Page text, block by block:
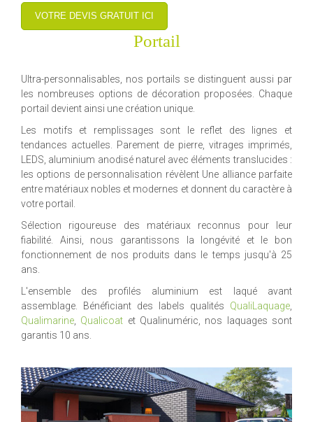
VOTRE DEVIS GRATUIT ICI
Portail
Ultra-personnalisables, nos portails se distinguent aussi par
les nombreuses options de décoration proposées. Chaque
portail devient ainsi une création unique.
Les motifs et remplissages sont le reflet des lignes et
tendances actuelles. Parement de pierre, vitrages imprimés,
LEDS, aluminium anodisé naturel avec éléments translucides :
les options de personnalisation révèlent Une alliance parfaite
entre matériaux nobles et modernes et donnent du caractère à
votre portail.
Sélection rigoureuse des matériaux reconnus pour leur
fiabilité. Ainsi, nous garantissons la longévité et le bon
fonctionnement de nos produits dans le temps jusqu'à 25
ans.
L'ensemble des profilés aluminium est laqué avant
assemblage. Bénéficiant des labels qualités QualiLaquage
Qualimarine
Qualicoat et Qualinuméric, nos laquages sont
garantis 10 ans.